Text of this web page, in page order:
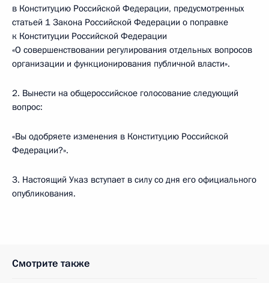
в Конституцию Российской Федерации, предусмотренных
статьей 1 Закона Российской Федерации о поправке
к Конституции Российской Федерации
«О совершенствовании регулирования отдельных вопросов
организации и функционирования публичной власти».
2. Вынести на общероссийское голосование следующий
вопрос:
«Вы одобряете изменения в Конституцию Российской
Федерации?».
3. Настоящий Указ вступает в силу со дня его официального
опубликования.
Смотрите также